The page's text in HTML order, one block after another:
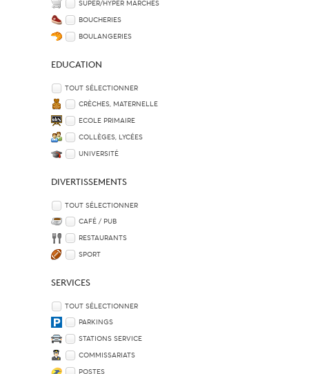
SUPER/HYPER MARCHÉS
BOUCHERIES
BOULANGERIES
EDUCATION
TOUT SÉLECTIONNER
CRÈCHES, MATERNELLE
ECOLE PRIMAIRE
COLLÈGES, LYCÉES
UNIVERSITÉ
DIVERTISSEMENTS
TOUT SÉLECTIONNER
CAFÉ / PUB
RESTAURANTS
SPORT
SERVICES
TOUT SÉLECTIONNER
PARKINGS
STATIONS SERVICE
COMMISSARIATS
POSTES